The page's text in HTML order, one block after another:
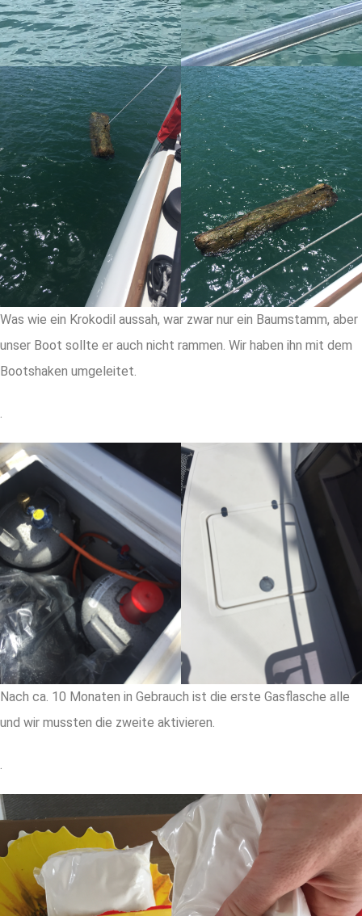
Was wie ein Krokodil aussah, war zwar nur ein Baumstamm, aber
unser Boot sollte er auch nicht rammen. Wir haben ihn mit dem
Bootshaken umgeleitet.
.
Nach ca. 10 Monaten in Gebrauch ist die erste Gasflasche alle
und wir mussten die zweite aktivieren.
.